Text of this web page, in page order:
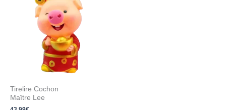
Tirelire Cochon
Maître Lee